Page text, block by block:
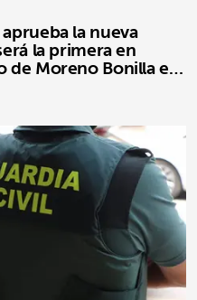
la nueva
la primera en
Moreno Bonilla es